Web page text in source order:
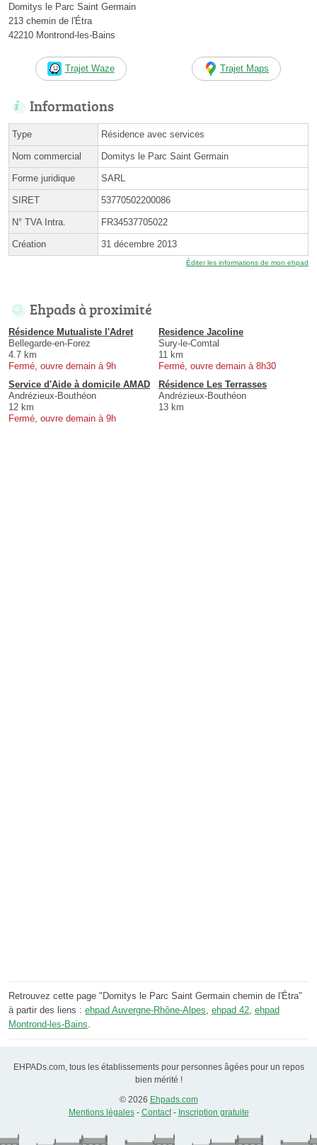
Domitys le Parc Saint Germain
213 chemin de l'Étra
42210 Montrond-les-Bains
Trajet Waze Trajet Maps
Informations
Type Résidence avec services
Nom commercial Domitys le Parc Saint Germain
Forme juridique SARL
SIRET 53770502200086
N° TVA Intra. FR34537705022
Création 31 décembre 2013
Éditer les informations de mon ehpad
Ehpads à proximité
Résidence Mutualiste l'Adret
Bellegarde-en-Forez
4.7 km
Fermé, ouvre demain à 9h
Residence Jacoline
Sury-le-Comtal
11 km
Fermé, ouvre demain à 8h30
Service d'Aide à domicile AMAD
Andrézieux-Bouthéon
12 km
Fermé, ouvre demain à 9h
Résidence Les Terrasses
Andrézieux-Bouthéon
13 km
Retrouvez cette page "Domitys le Parc Saint Germain chemin de l'Étra"
à partir des liens : ehpad Auvergne-Rhône-Alpes ehpad 42 ehpad
Montrond-les-Bains
EHPADs.com, tous les établissements pour personnes âgées pour un repos
bien mérité !
© 2026 Ehpads.com
Mentions légales- Contact- Inscription gratuite